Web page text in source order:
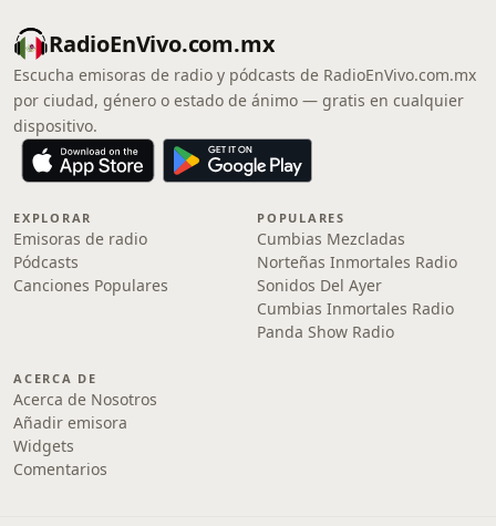
RadioEnVivo.com.mx
Escucha emisoras de radio y pódcasts de RadioEnVivo.com.mx
por ciudad, género o estado de ánimo — gratis en cualquier
dispositivo.
EXPLORAR
Emisoras de radio
Pódcasts
Canciones Populares
POPULARES
Cumbias Mezcladas
Norteñas Inmortales Radio
Sonidos Del Ayer
Cumbias Inmortales Radio
Panda Show Radio
ACERCA DE
Acerca de Nosotros
Añadir emisora
Widgets
Comentarios